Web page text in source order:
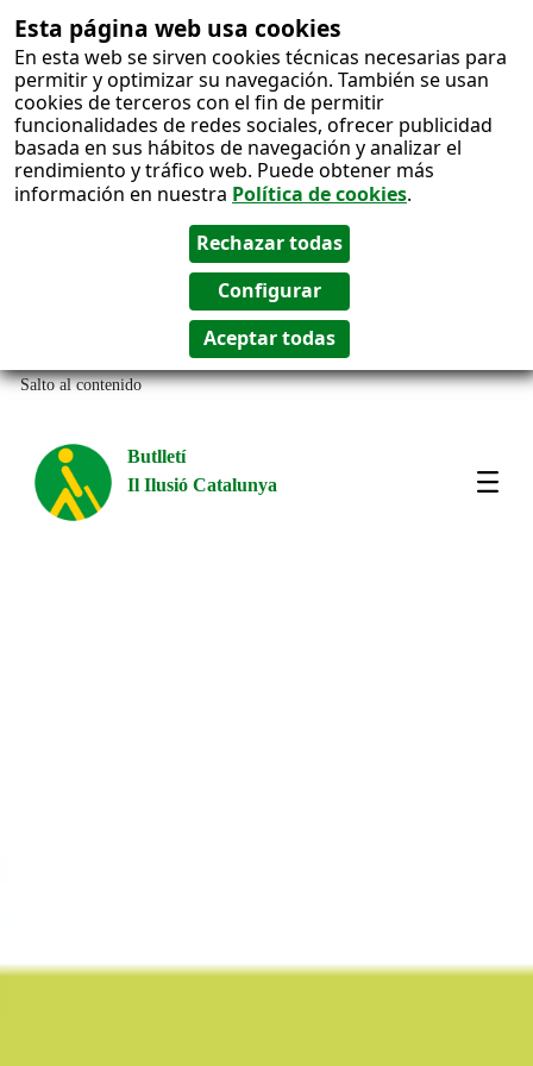
Esta página web usa cookies
En esta web se sirven cookies técnicas necesarias para
permitir y optimizar su navegación. También se usan
cookies de terceros con el fin de permitir
funcionalidades de redes sociales, ofrecer publicidad
basada en sus hábitos de navegación y analizar el
rendimiento y tráfico web. Puede obtener más
información en nuestra Política de cookies.
Salto al contenido
Butlletí
Il Ilusió Catalunya